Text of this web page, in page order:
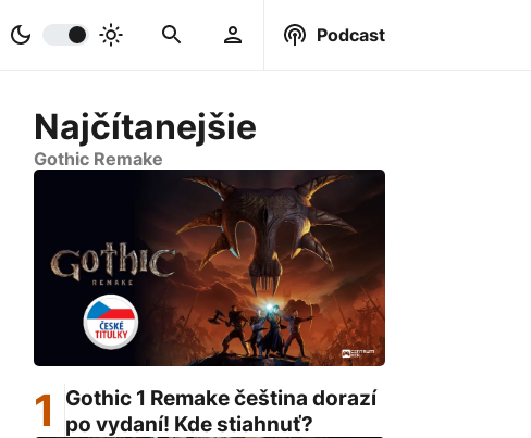
Podcast
Najčítanejšie
Gothic Remake
Gothic 1 Remake čeština dorazí
po vydaní! Kde stiahnuť?